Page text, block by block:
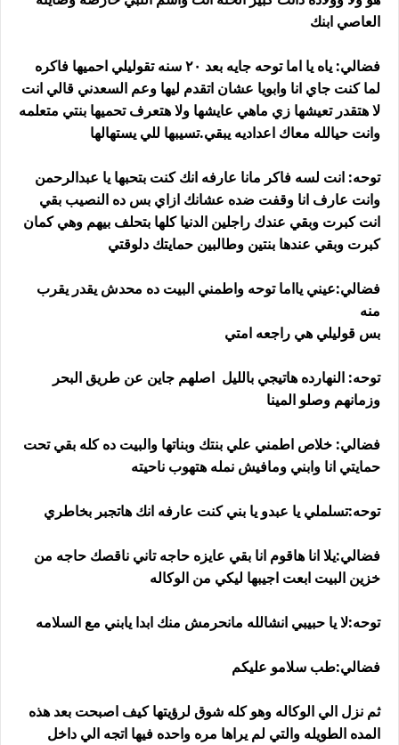
العاصي ابنك
فضالي: ياه يا اما توحه جايه بعد ٢٠ سنه تقوليلي احميها فاكره
لما كنت جاي انا وابويا عشان اتقدم ليها وعم السعدني قالي انت
لا هتقدر تعيشها زي ماهي عايشها ولا هتعرف تحميها بنتي متعلمه
وانت حيالله معاك اعداديه يبقي.تسيبها للي يستهالها
توحه: انت لسه فاكر مانا عارفه انك كنت بتحبها يا عبدالرحمن
وانت عارف انا وقفت ضده عشانك ازاي بس ده النصيب بقي
انت كبرت وبقي عندك راجلين الدنيا كلها بتحلف بيهم وهي كمان
كبرت وبقي عندها بنتين وطالبين حمايتك دلوقتي
فضالي:عيني يااما توحه واطمني البيت ده محدش يقدر يقرب
منه
بس قوليلي هي راجعه امتي
توحه: النهارده هاتيجي بالليل اصلهم جاين عن طريق البحر
وزمانهم وصلو المينا
فضالي: خلاص اطمني علي بنتك وبناتها والبيت ده كله بقي تحت
حمايتي انا وابني ومافيش نمله هتهوب ناحيته
توحه:تسلملي يا عبدو يا بني كنت عارفه انك هاتجبر بخاطري
فضالي:يلا انا هاقوم انا بقي عايزه حاجه تاني ناقصك حاجه من
خزين البيت ابعت اجيبها ليكي من الوكاله
توحه:لا يا حبيبي انشالله مانحرمش منك ابدا يابني مع السلامه
فضالي:طب سلامو عليكم
ثم نزل الي الوكاله وهو كله شوق لرؤيتها كيف اصبحت بعد هذه
المده الطويله والتي لم يراها مره واحده فيها اتجه الي داخل